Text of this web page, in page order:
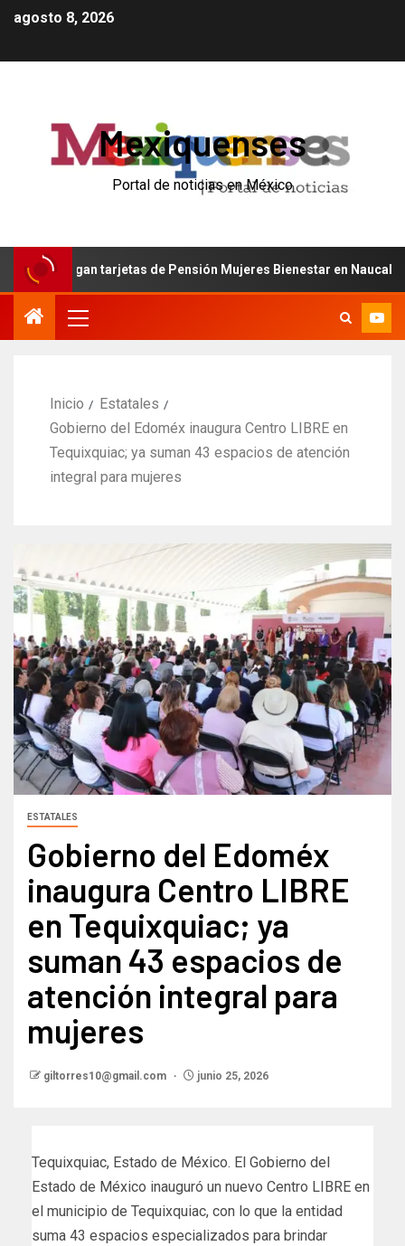
agosto 8, 2026
Mexiquenses
Portal de noticias en México
tarjetas de Pensión Mujeres Bienestar en Naucalpan
Inicio
Estatales
Gobierno del Edoméx inaugura Centro LIBRE en
Tequixquiac; ya suman 43 espacios de atención
integral para mujeres
ESTATALES
Gobierno del Edoméx
inaugura Centro LIBRE
en Tequixquiac; ya
suman 43 espacios de
atención integral para
mujeres
giltorres10@gmail.com junio 25, 2026
Tequixquiac, Estado de México. El Gobierno del
Estado de México inauguró un nuevo Centro LIBRE en
el municipio de Tequixquiac, con lo que la entidad
suma 43 espacios especializados para brindar